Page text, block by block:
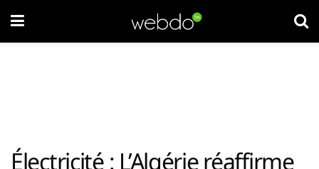
Électricité : L’Algérie réaffirme